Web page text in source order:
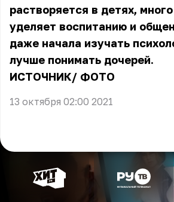
растворяется в детях,
уделяет воспитанию и
даже начала изучать
лучше понимать дочерей.
ИСТОЧНИК/ ФОТО
13 октября 02:00 2021